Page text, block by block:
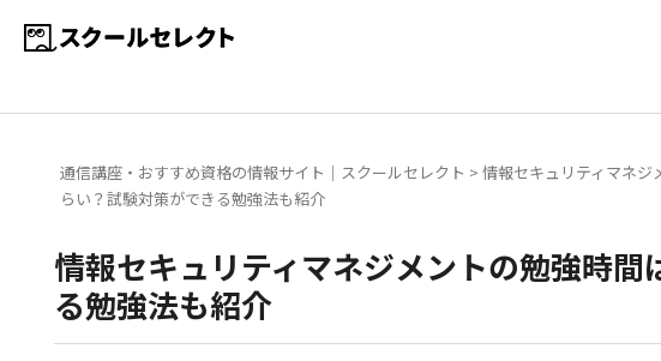
通信講座・おすすめ資格の情報サイト｜スクールセレクト >情報セキュリティマネジ
らい？試験対策ができる勉強法も紹介
情報セキュリティマネジメントの勉強時
る勉強法も紹介